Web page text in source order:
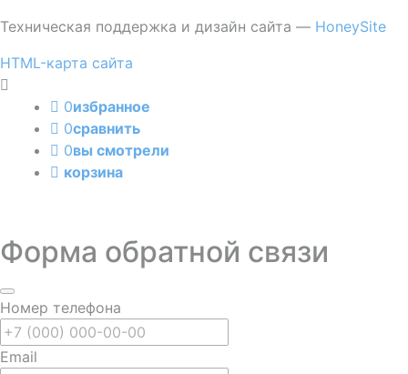
Техническая поддержка и дизайн сайта — HoneySite
HTML-карта сайта
0избранное
0сравнить
0вы смотрели
корзина
Форма обратной связи
Номер телефона
Email